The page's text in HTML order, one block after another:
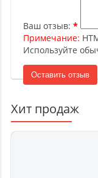
Ваш отзыв:
Примечание:
Используйте
Оставить отзыв
Хит продаж